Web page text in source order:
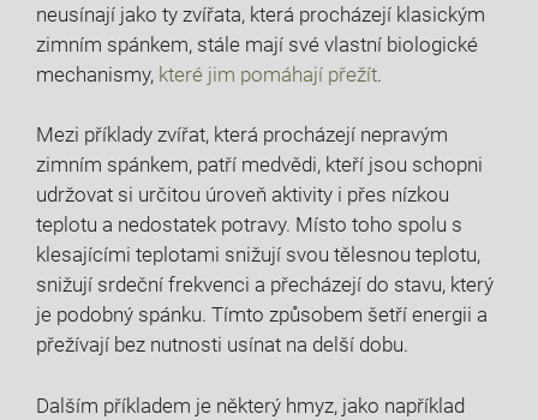
neusínají jako ty zvířata, která procházejí klasickým
zimním spánkem, stále mají své vlastní biologické
mechanismy, které jim pomáhají přežít.
Mezi příklady zvířat, která procházejí nepravým
zimním spánkem, patří medvědi, kteří jsou schopni
udržovat si určitou úroveň aktivity i přes nízkou
teplotu a nedostatek potravy. Místo toho spolu s
klesajícími teplotami snižují svou tělesnou teplotu,
snižují srdeční frekvenci a přecházejí do stavu, který
je podobný spánku. Tímto způsobem šetří energii a
přežívají bez nutnosti usínat na delší dobu.
Dalším příkladem je některý hmyz, jako například